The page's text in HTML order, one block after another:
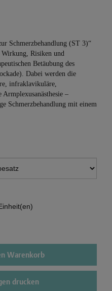
Schmerzbehandlung (ST 3)“
Risiken und
Betäubung des
Dabei werden die
infraklavikuläre,
–
Schmerzbehandlung mit einem
Warenkorb
drucken